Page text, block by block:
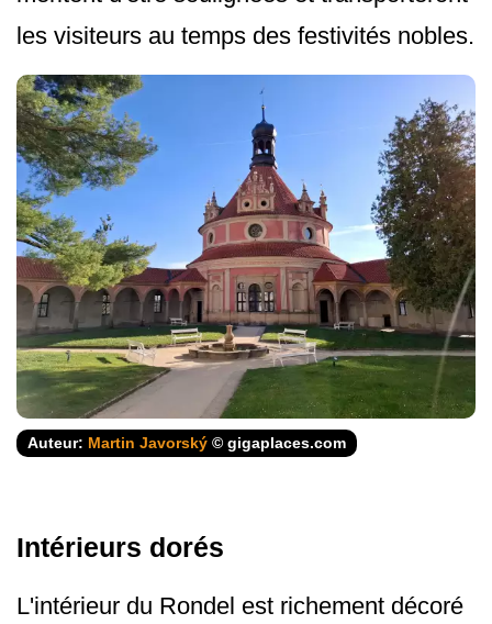
les visiteurs au temps des festivités nobles.
Auteur: Martin Javorský © gigaplaces.com
Intérieurs dorés
L'intérieur du Rondel est richement décoré